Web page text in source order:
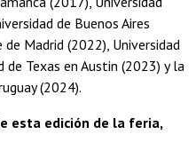
de Buenos Aires
Madrid (2022), Universidad
de Texas en Austin (2023) y la
(2024).
esta edición de la feria,